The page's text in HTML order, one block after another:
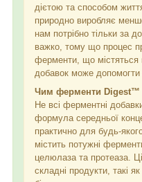
дієтою та способом
природно виробляє
нам потрібно тільки за
важко, тому що процес
ферменти, що містяться
добавок може допомогти
Чим ферменти Digest™
Не всі ферментні
формула середньої
практично для будь-
містить потужні
целюлаза та протеаза.
складні продукти, такі